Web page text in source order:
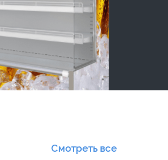
Смотреть все